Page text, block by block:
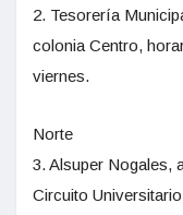
2. Tesorería
colonia Centro,
viernes.
Norte
3. Alsuper Nogales,
Circuito